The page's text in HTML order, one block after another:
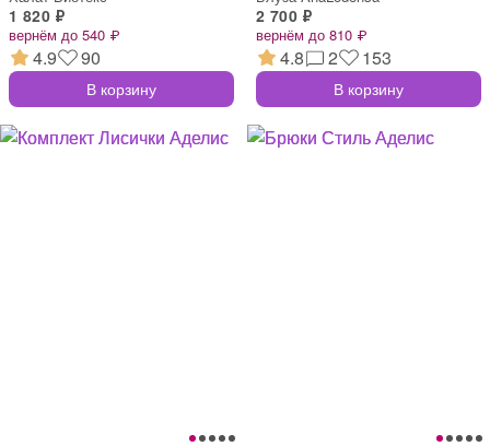
1 820 ₽
вернём до 540 ₽
4.9 90
В корзину
2 700 ₽
вернём до 810 ₽
4.8 2 153
В корзину